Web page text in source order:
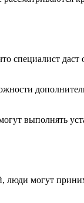
специалист
выполнять
люди могут